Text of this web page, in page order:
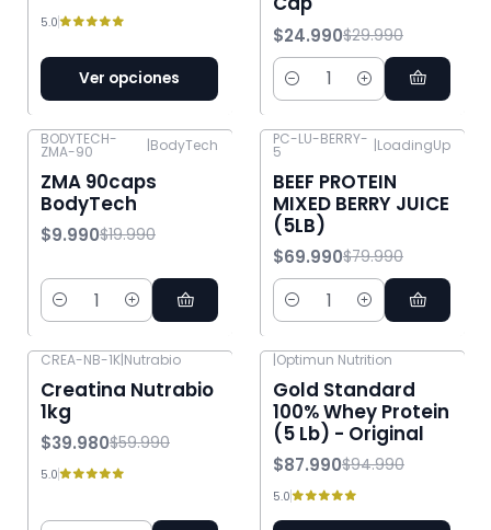
5.0
Ver opciones
$24.990$29.990
Cantidad
-50% OFF
BODYTECH-
ZMA-90 |BodyTech
ZMA 90caps
BodyTech
$9.990$19.990
Cantidad
PC-LU-BERRY-
5 |LoadingUp
BEEF PROTEIN
MIXED BERRY JUICE
(5LB)
$69.990$79.990
Cantidad
CREA-NB-1K|Nutrabio
Creatina Nutrabio
1kg
$39.980$59.990
5.0
|Optimun Nutrition
Gold Standard
100% Whey Protein
(5 Lb) - Original
$87.990$94.990
5.0